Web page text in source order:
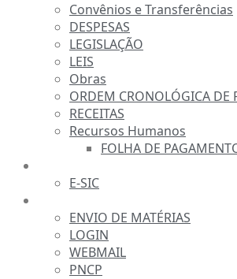
Convênios e Transferências
DESPESAS
LEGISLAÇÃO
LEIS
Obras
ORDEM CRONOLÓGICA DE
RECEITAS
Recursos Humanos
FOLHA DE
E-SIC
ENVIO DE MATÉRIAS
LOGIN
WEBMAIL
PNCP